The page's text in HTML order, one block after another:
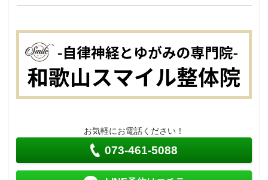
お気軽にお電話ください！
073-461-5088